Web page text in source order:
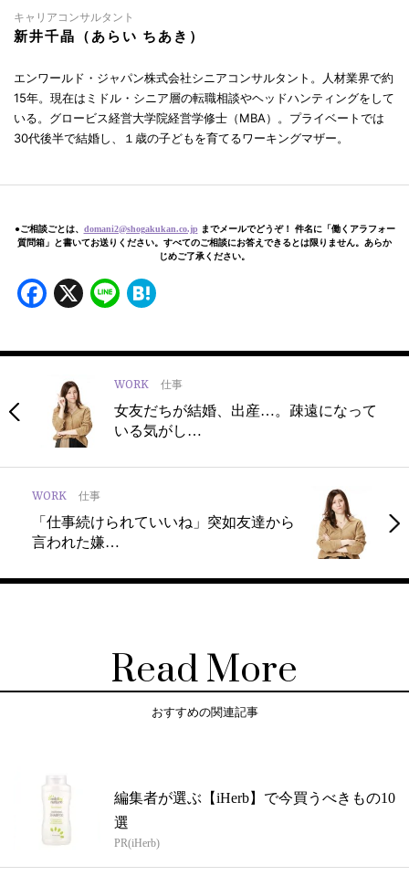
キャリアコンサルタント
新井千晶（あらい ちあき）
エンワールド・ジャパン株式会社シニアコンサルタント。人材業界で約
15年。現在はミドル・シニア層の転職相談やヘッドハンティングをして
いる。グロービス経営大学院経営学修士（MBA）。プライベートでは
30代後半で結婚し、１歳の子どもを育てるワーキングマザー。
●ご相談ごとは、 domani2@shogakukan.co.jp までメールでどうぞ！ 件名に「働くアラフォー
質問箱」と書いてお送りください。すべてのご相談にお答えできるとは限りません。あらか
じめご了承ください。
Facebook
X Line
WORK 仕事
女友だちが結婚、出産…。疎遠になって
いる気がし…
WORK 仕事
「仕事続けられていいね」突如友達から
言われた嫌…
Read More
おすすめの関連記事
編集者が選ぶ【iHerb】で今買うべきもの10
選
PR(iHerb)